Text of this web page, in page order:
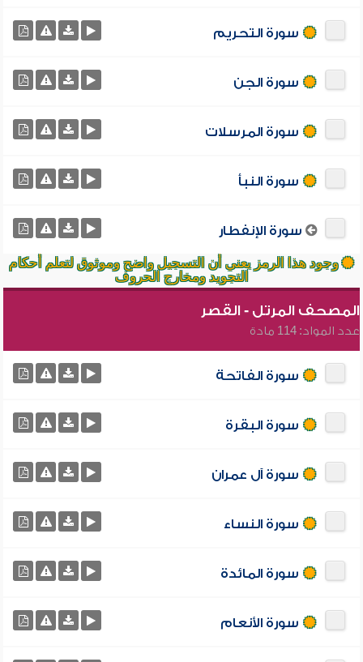
سورة التحريم
سورة الجن
سورة المرسلات
سورة النبأ
سورة الإنفطار
وجود هذا الرمز يعني أن التسجيل واضح وموثوق لتعلم أحكام
التجويد ومخارج الحروف
المصحف المرتل - القصر
عدد المواد: 114 مادة
سورة الفاتحة
سورة البقرة
سورة آل عمران
سورة النساء
سورة المائدة
سورة الأنعام